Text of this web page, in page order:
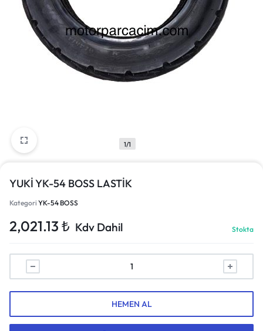
1/1
YUKİ YK-54 BOSS LASTİK
Kategori YK-54 BOSS
2,021.13 ₺ Kdv Dahil Stokta
HEMEN AL